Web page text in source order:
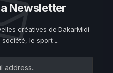
Newsletter
créatives de DakarMidi
le sport ...